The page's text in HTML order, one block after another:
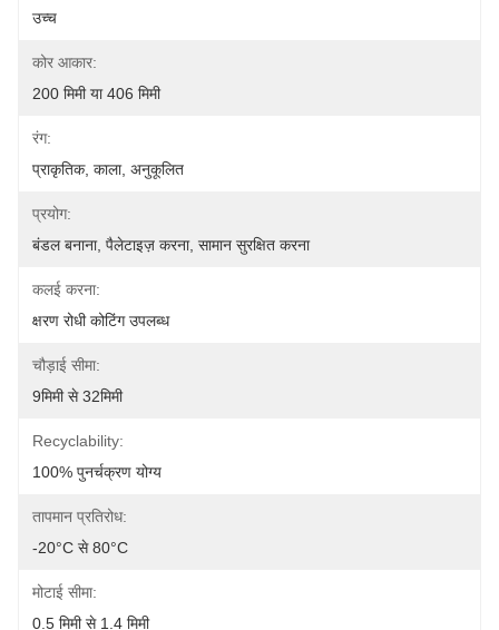
उच्च
कोर आकार:
200 मिमी या 406 मिमी
रंग:
प्राकृतिक, काला, अनुकूलित
प्रयोग:
बंडल बनाना, पैलेटाइज़ करना, सामान सुरक्षित करना
कलई करना:
क्षरण रोधी कोटिंग उपलब्ध
चौड़ाई सीमा:
9मिमी से 32मिमी
Recyclability:
100% पुनर्चक्रण योग्य
तापमान प्रतिरोध:
-20°C से 80°C
मोटाई सीमा:
0.5 मिमी से 1.4 मिमी